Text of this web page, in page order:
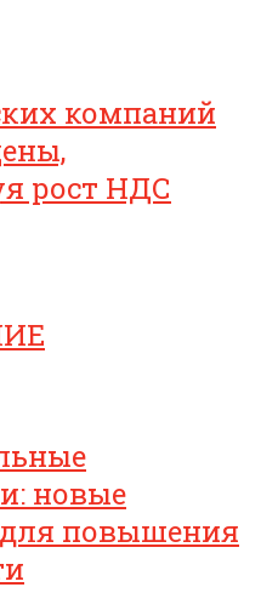
компаний
рост НДС
новые
повышения